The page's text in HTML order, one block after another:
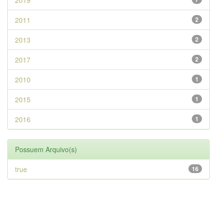
2
2011
2
2013
2
2017
1
2010
1
2015
1
2016
Possuem Arquivo(s)
16
true